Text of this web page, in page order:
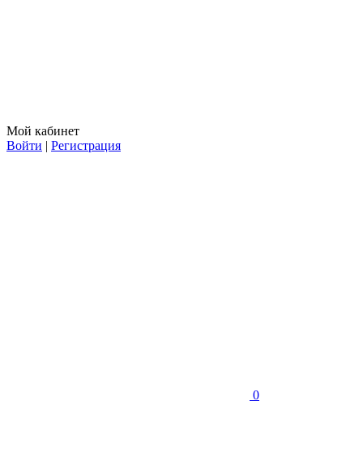
Мой кабинет
Войти | Регистрация
0